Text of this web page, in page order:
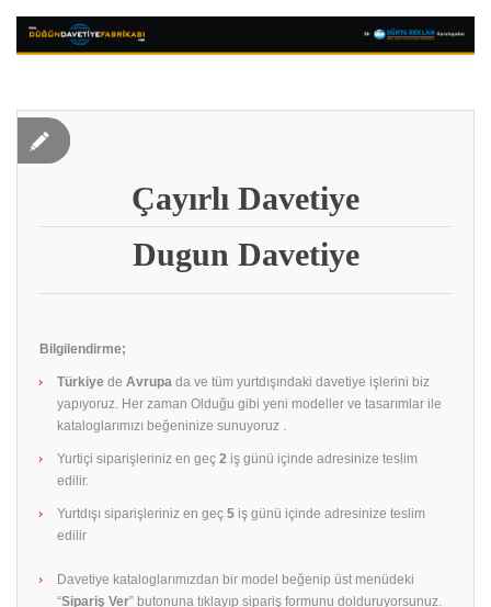
Çayırlı Davetiye
Dugun Davetiye
Bilgilendirme;
Türkiye de Avrupa da ve tüm yurtdışındaki davetiye işlerini biz
yapıyoruz. Her zaman Olduğu gibi yeni modeller ve tasarımlar ile
kataloglarımızı beğeninize sunuyoruz .
Yurtiçi siparişleriniz en geç 2 iş günü içinde adresinize teslim
edilir.
Yurtdışı siparişleriniz en geç 5 iş günü içinde adresinize teslim
edilir
Davetiye kataloglarımızdan bir model beğenip üst menüdeki
“Sipariş Ver” butonuna tıklayıp sipariş formunu dolduruyorsunuz.